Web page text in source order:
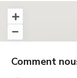
Comment